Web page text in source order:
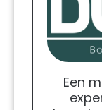
Een